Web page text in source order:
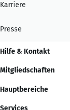
Karriere
Presse
Hilfe & Kontakt
Mitgliedschaften
Hauptbereiche
Services